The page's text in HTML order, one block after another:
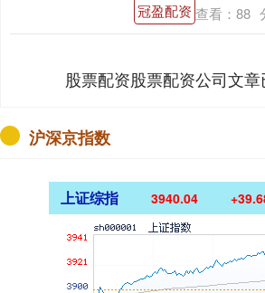
冠盈配资 查看： 88
股票配资股票配资公司文
沪深京指数
上证综指 3940.04